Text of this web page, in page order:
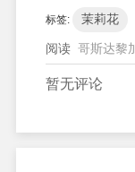
标签: 茉莉花
阅读 哥斯达黎
暂无评论